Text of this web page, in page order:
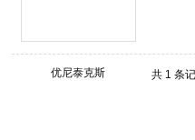
共 1 条